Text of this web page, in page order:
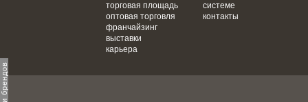
торговая площадь
оптовая торговля
франчайзинг
выставки
карьера
системе
контакты